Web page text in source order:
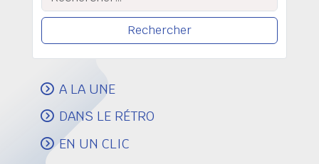
A LA UNE
DANS LE RÉTRO
EN UN CLIC